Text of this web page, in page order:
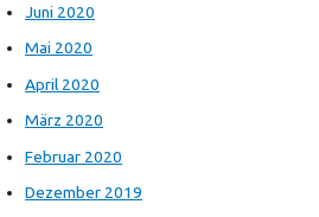
Juni 2020
Mai 2020
April 2020
März 2020
Februar 2020
Dezember 2019